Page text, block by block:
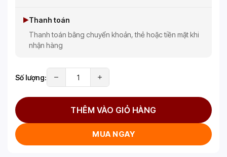
Thanh toán
Thanh toán bằng chuyển khoản, thẻ hoặc tiền mặt khi
nhận hàng
Số lượng:
THÊM VÀO GIỎ HÀNG
MUA NGAY